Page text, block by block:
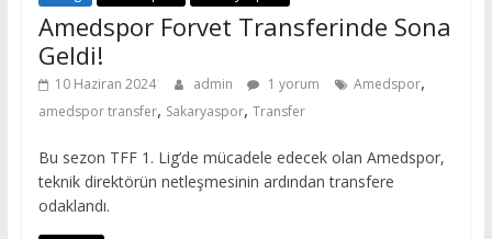
Amedspor Forvet Transferinde Sona
Geldi!
10 Haziran 2024 admin 1 yorum Amedspor,
amedspor transfer, Sakaryaspor, Transfer
Bu sezon TFF 1. Lig’de mücadele edecek olan Amedspor,
teknik direktörün netleşmesinin ardından transfere
odaklandı.